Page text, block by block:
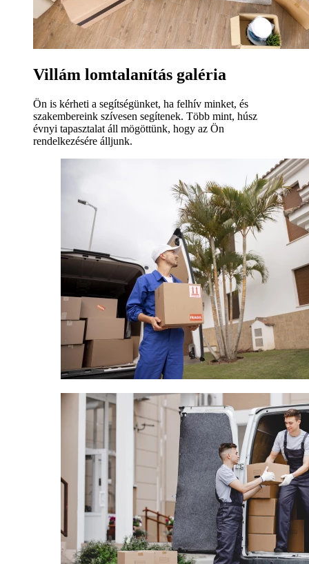
Villám lomtalanítás galéria
Ön is kérheti a segítségünket, ha felhív minket, és
szakembereink szívesen segítenek. Több mint, húsz
évnyi tapasztalat áll mögöttünk, hogy az Ön
rendelkezésére álljunk.